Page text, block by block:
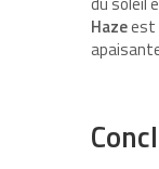
Hazeest